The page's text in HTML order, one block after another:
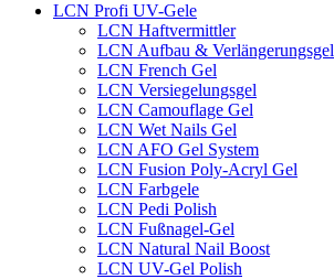
LCN Profi UV-Gele
LCN Haftvermittler
LCN Aufbau & Verlängerungsgel
LCN French Gel
LCN Versiegelungsgel
LCN Camouflage Gel
LCN Wet Nails Gel
LCN AFO Gel System
LCN Fusion Poly-Acryl Gel
LCN Farbgele
LCN Pedi Polish
LCN Fußnagel-Gel
LCN Natural Nail Boost
LCN UV-Gel Polish